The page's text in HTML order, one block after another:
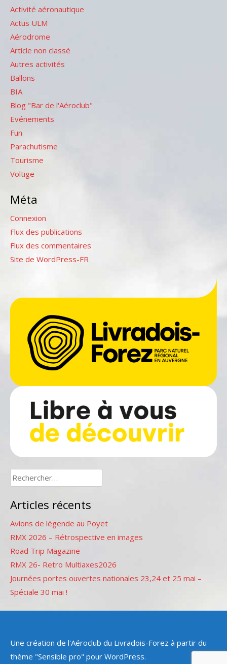
Activité aéronautique
Actus ULM
Aérodrome
Article non classé
Autres activités
Ballons
BIA
Blog "Bar de l'Aéroclub"
Evénements
Fun
Parachutisme
Tourisme
Voltige
Méta
Connexion
Flux des publications
Flux des commentaires
Site de WordPress-FR
Rechercher :
Articles récents
Avions de légende au Poyet
RMX 2026 – Rétrospective en images
Road Trip Magazine
RMX 26- Retro Multiaxes2026
Journées portes ouvertes nationales 23,24 et 25 mai –
Spéciale 30 mai !
Une création de l'Aéroclub du Livradois-Forez à partir du
thème "Sensible pro" pour WordPress.